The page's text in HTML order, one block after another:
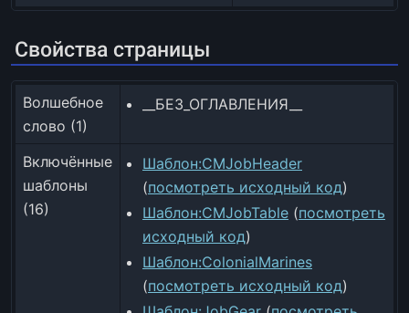
Свойства страницы
Волшебное
слово (1)
__БЕЗ_ОГЛАВЛЕНИЯ__
Включённые
шаблоны
(16)
Шаблон:CMJobHeader
(посмотреть исходный код)
Шаблон:CMJobTable (посмотреть
исходный код)
Шаблон:ColonialMarines
(посмотреть исходный код)